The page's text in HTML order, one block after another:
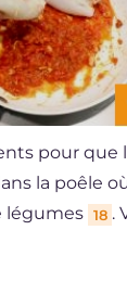
pour que
la poêle
légumes 18 .